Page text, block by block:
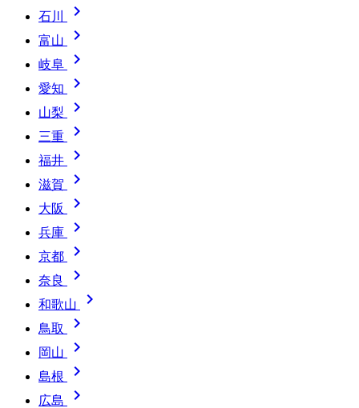
石川 
富山 
岐阜 
愛知 
山梨 
三重 
福井 
滋賀 
大阪 
兵庫 
京都 
奈良 
和歌山 
鳥取 
岡山 
島根 
広島 